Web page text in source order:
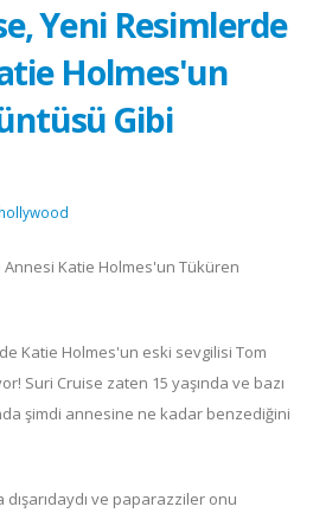
Yeni Resimlerde
Holmes'un
Gibi
hollywood
Annesi Katie Holmes'un Tüküren
Katie Holmes'un eski sevgilisi Tom
Suri Cruise zaten 15 yaşında ve bazı
şimdi annesine ne kadar benzediğini
ve paparazziler onu